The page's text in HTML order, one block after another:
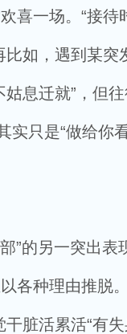
喜一场。“接
比如，遇到某
息迁就”，但
实只是“做给你
”的另一突出
各种理由推脱
脏活累活“有